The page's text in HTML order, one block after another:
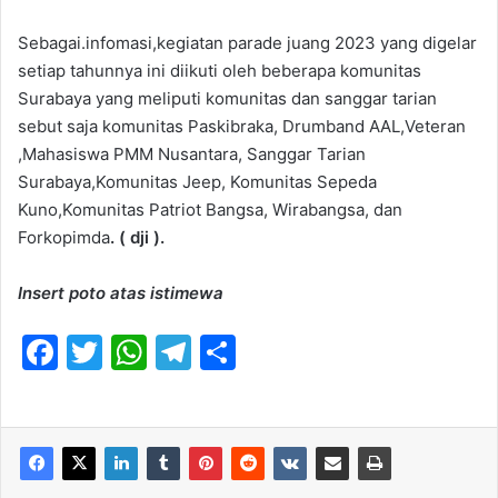
Sebagai.infomasi,kegiatan parade juang 2023 yang digelar
setiap tahunnya ini diikuti oleh beberapa komunitas
Surabaya yang meliputi komunitas dan sanggar tarian
sebut saja komunitas Paskibraka, Drumband AAL,Veteran
,Mahasiswa PMM Nusantara, Sanggar Tarian
Surabaya,Komunitas Jeep, Komunitas Sepeda
Kuno,Komunitas Patriot Bangsa, Wirabangsa, dan
Forkopimda. ( dji ).
Insert poto atas istimewa
F
c
e
T
itt
er
W
at
s
T
e
gr
ar
e